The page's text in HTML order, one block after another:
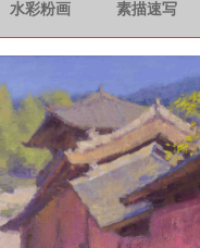
水彩粉画 素描速写